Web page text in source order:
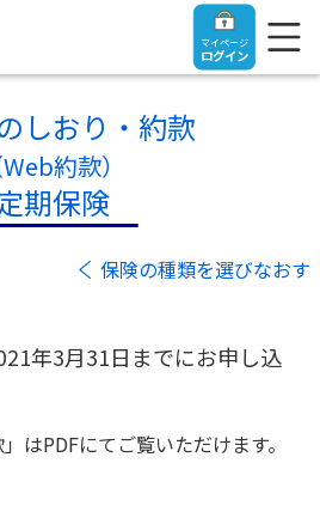
マイページ
ログイン
客さま
客さま
しおり・約款
Web約款）
期保険
保険の種類を選びなおす
年3月31日までにお申し込
はPDFにてご覧いただけます。